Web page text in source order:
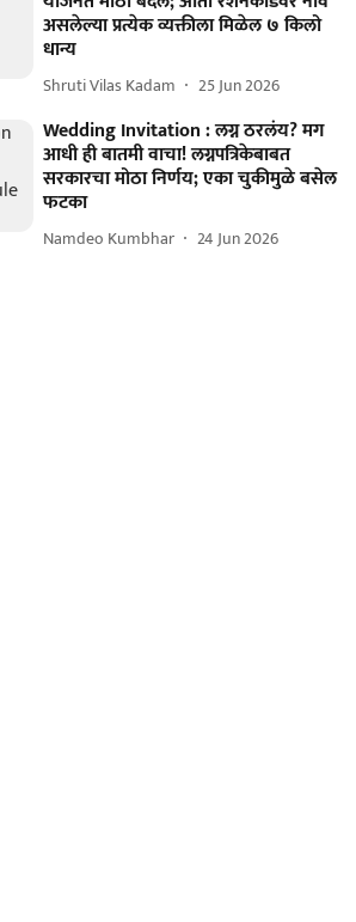
असलेल्या प्रत्येक व्यक्तीला मिळेल ७ किलो
धान्य
Shruti Vilas Kadam 25 Jun 2026
Wedding Invitation : लग्न ठरलंय? मग
आधी ही बातमी वाचा! लग्नपत्रिकेबाबत
सरकारचा मोठा निर्णय; एका चुकीमुळे बसेल
फटका
Namdeo Kumbhar 24 Jun 2026